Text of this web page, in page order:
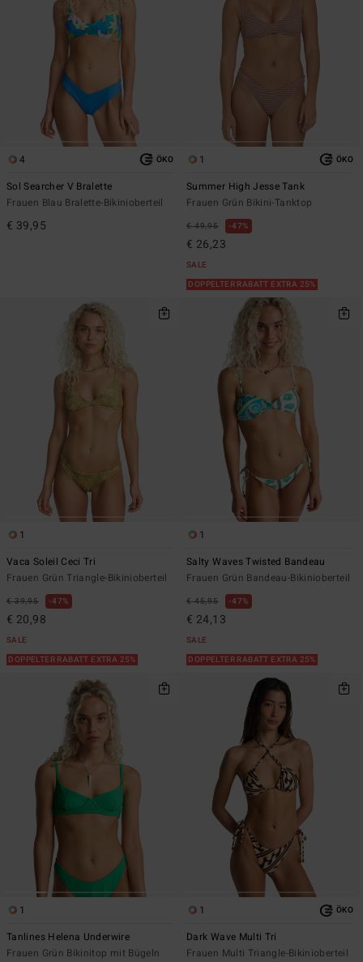
4 ÖKO
Sol Searcher V Bralette
Frauen Blau Bralette-Bikinioberteil
€ 39,95
1 ÖKO
Summer High Jesse Tank
Frauen Grün Bikini-Tanktop
€ 49,95 47%
€ 26,23
SALE
DOPPELTER RABATT EXTRA 25%
1
Vaca Soleil Ceci Tri
Frauen Grün Triangle-Bikinioberteil
€ 39,95 47%
€ 20,98
SALE
DOPPELTER RABATT EXTRA 25%
1
Salty Waves Twisted Bandeau
Frauen Grün Bandeau-Bikinioberteil
€ 45,95 47%
€ 24,13
SALE
DOPPELTER RABATT EXTRA 25%
1
Tanlines Helena Underwire
Frauen Grün Bikinitop mit Bügeln
1 ÖKO
Dark Wave Multi Tri
Frauen Multi Triangle-Bikinioberteil